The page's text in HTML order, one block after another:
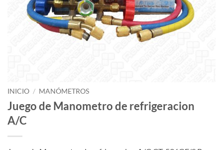
INICIO / MANÓMETROS
Juego de Manometro de refrigeracion
A/C